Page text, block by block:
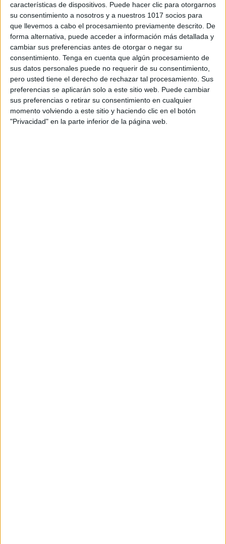
características de dispositivos. Puede hacer clic para otorgarnos
su consentimiento a nosotros y a nuestros 1017 socios para
que llevemos a cabo el procesamiento previamente descrito. De
forma alternativa, puede acceder a información más detallada y
cambiar sus preferencias antes de otorgar o negar su
consentimiento. Tenga en cuenta que algún procesamiento de
sus datos personales puede no requerir de su consentimiento,
pero usted tiene el derecho de rechazar tal procesamiento. Sus
preferencias se aplicarán solo a este sitio web. Puede cambiar
sus preferencias o retirar su consentimiento en cualquier
momento volviendo a este sitio y haciendo clic en el botón
"Privacidad" en la parte inferior de la página web.